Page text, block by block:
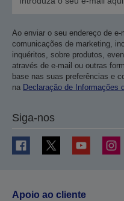
Ao enviar o seu endereço de
comunicações de marketing,
inquéritos, sobre produtos,
através de e-mail ou outras
base nas suas preferências e
na Declaração de Informações
Siga-nos
Apoio ao cliente